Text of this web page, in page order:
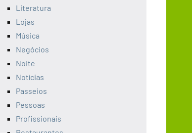
Literatura
Lojas
Música
Negócios
Noite
Notícias
Passeios
Pessoas
Profissionais